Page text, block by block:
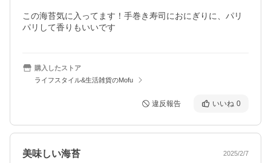
この海苔気に入ってます！手巻き寿司におにぎりに、パリ
パリして香りもいいです
購入したストア
ライフスタイル&生活雑貨のMofu
違反報告 いいね 0
美味しい海苔 2025/2/7